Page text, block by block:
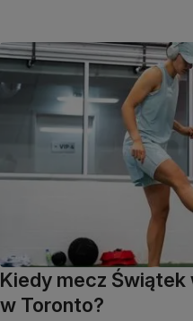
Kiedy mecz Świątek
w Toronto?